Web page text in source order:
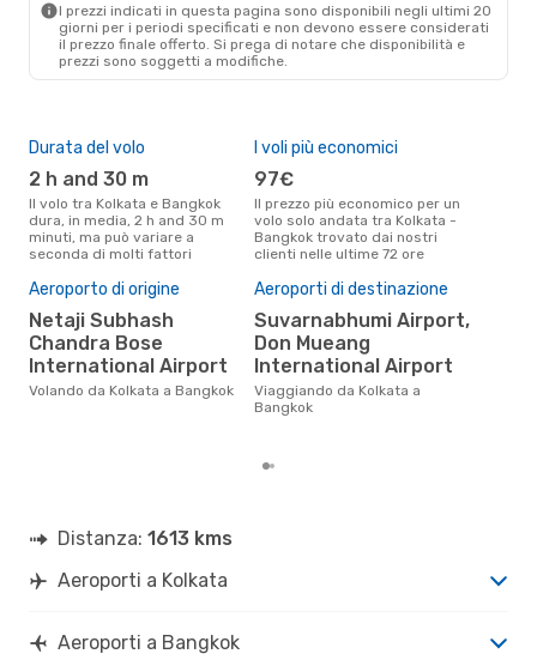
I prezzi indicati in questa pagina sono disponibili negli ultimi 20
giorni per i periodi specificati e non devono essere considerati
il ​​prezzo finale offerto. Si prega di notare che disponibilità e
prezzi sono soggetti a modifiche.
Durata del volo
2 h and 30 m
Il volo tra Kolkata e Bangkok
dura, in media, 2 h and 30 m
minuti, ma può variare a
seconda di molti fattori
I voli più economici
97€
Il prezzo più economico per un
volo solo andata tra Kolkata -
Bangkok trovato dai nostri
clienti nelle ultime 72 ore
Aeroporto di origine
Netaji Subhash
Chandra Bose
International Airport
Volando da Kolkata a Bangkok
Aeroporti di destinazione
Suvarnabhumi Airport,
Don Mueang
International Airport
Viaggiando da Kolkata a
Bangkok
Distanza: 1613 kms
Aeroporti a Kolkata
Aeroporti a Bangkok